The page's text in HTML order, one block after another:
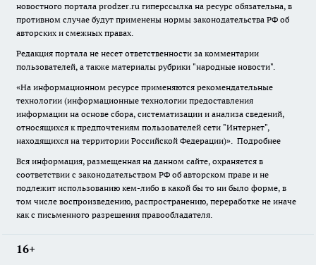
новостного портала prodzer.ru гиперссылка на ресурс обязательна, в
противном случае будут применены нормы законодательства РФ об
авторских и смежных правах.
Редакция портала не несет ответственности за комментарии
пользователей, а также материалы рубрики "народные новости".
«На информационном ресурсе применяются рекомендательные
технологии (информационные технологии предоставления
информации на основе сбора, систематизации и анализа сведений,
относящихся к предпочтениям пользователей сети "Интернет",
находящихся на территории Российской Федерации)». Подробнее
Вся информация, размещенная на данном сайте, охраняется в
соответствии с законодательством РФ об авторском праве и не
подлежит использованию кем-либо в какой бы то ни было форме, в
том числе воспроизведению, распространению, переработке не иначе
как с письменного разрешения правообладателя.
16+